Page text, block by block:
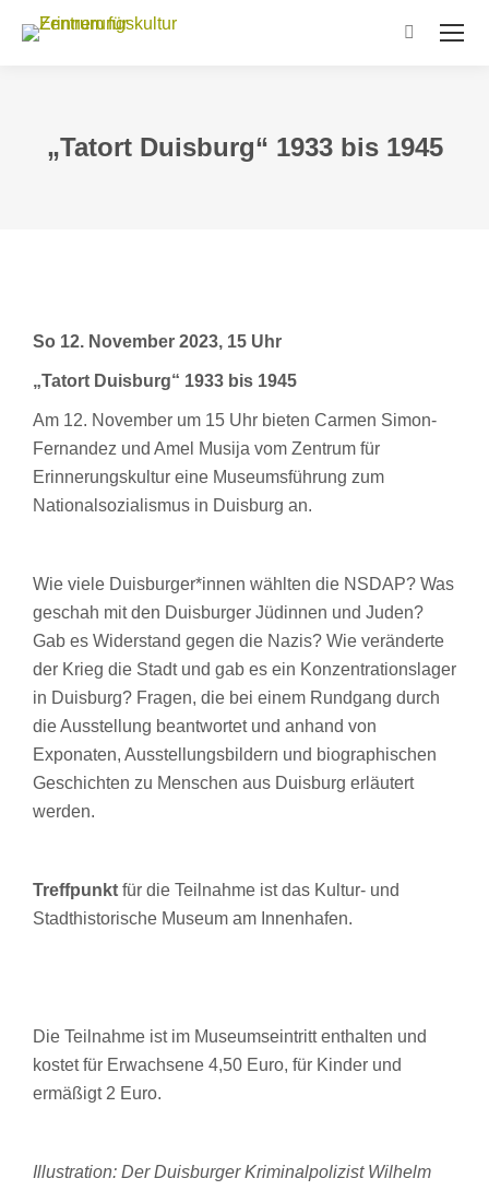
Search:
„Tatort Duisburg“ 1933 bis 1945
So 12. November 2023, 15 Uhr
„Tatort Duisburg“ 1933 bis 1945
Am 12. November um 15 Uhr bieten Carmen Simon-
Fernandez und Amel Musija vom Zentrum für
Erinnerungskultur eine Museumsführung zum
Nationalsozialismus in Duisburg an.
Wie viele Duisburger*innen wählten die NSDAP? Was
geschah mit den Duisburger Jüdinnen und Juden?
Gab es Widerstand gegen die Nazis? Wie veränderte
der Krieg die Stadt und gab es ein Konzentrationslager
in Duisburg? Fragen, die bei einem Rundgang durch
die Ausstellung beantwortet und anhand von
Exponaten, Ausstellungsbildern und biographischen
Geschichten zu Menschen aus Duisburg erläutert
werden.
Treffpunkt für die Teilnahme ist das Kultur- und
Stadthistorische Museum am Innenhafen.
Die Teilnahme ist im Museumseintritt enthalten und
kostet für Erwachsene 4,50 Euro, für Kinder und
ermäßigt 2 Euro.
Illustration: Der Duisburger Kriminalpolizist Wilhelm